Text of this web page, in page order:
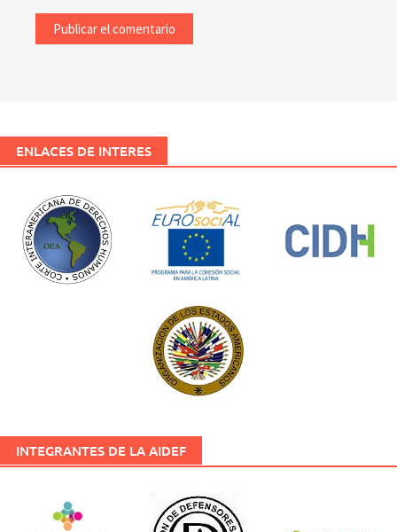
ENLACES DE INTERES
INTEGRANTES DE LA AIDEF